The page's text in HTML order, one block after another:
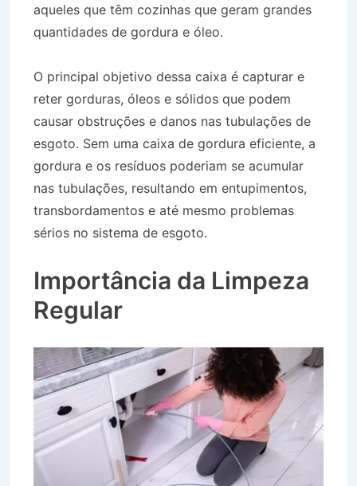
aqueles que têm cozinhas que geram grandes
quantidades de gordura e óleo.
O principal objetivo dessa caixa é capturar e
reter gorduras, óleos e sólidos que podem
causar obstruções e danos nas tubulações de
esgoto. Sem uma caixa de gordura eficiente, a
gordura e os resíduos poderiam se acumular
nas tubulações, resultando em entupimentos,
transbordamentos e até mesmo problemas
sérios no sistema de esgoto.
Importância da Limpeza
Regular